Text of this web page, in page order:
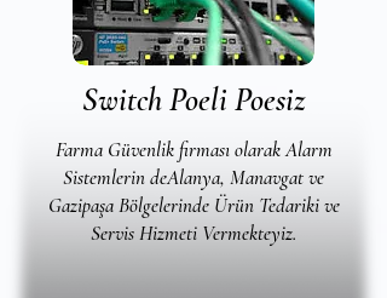
Switch Poeli Poesiz
Farma Güvenlik firması olarak Alarm
Sistemlerin deAlanya, Manavgat ve
Gazipaşa Bölgelerinde Ürün Tedariki ve
Servis Hizmeti Vermekteyiz.